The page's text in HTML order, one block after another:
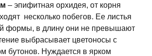
– эпифитная орхидея, от корня
несколько побегов. Ее листья
формы, в длину они не превышают
выбрасывает цветоносы с
бутонов. Нуждается в ярком